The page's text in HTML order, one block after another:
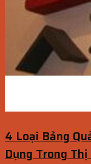
4 Loại Bảng
Dụng Trong